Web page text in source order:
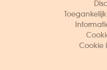
Cookie